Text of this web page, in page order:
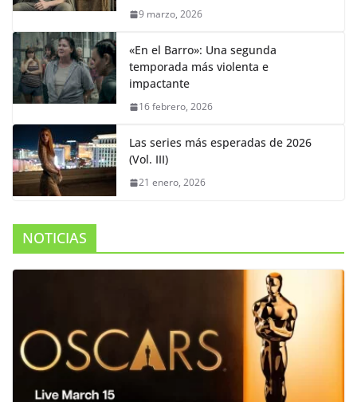
9 marzo, 2026
«En el Barro»: Una segunda
temporada más violenta e
impactante
16 febrero, 2026
Las series más esperadas de 2026
(Vol. III)
21 enero, 2026
NOTICIAS